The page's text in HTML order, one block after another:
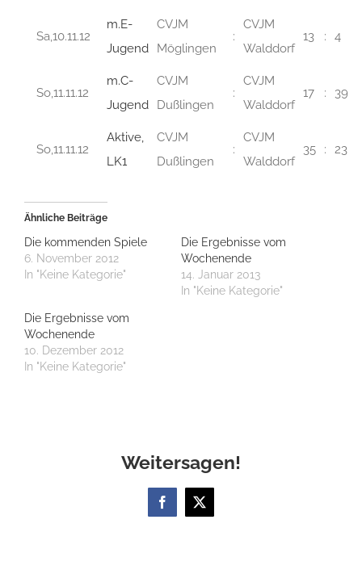
Sa,10.11.12
m.E-
Jugend
CVJM
Möglingen
:
CVJM
Walddorf
13 : 4
So,11.11.12
m.C-
Jugend
CVJM
Dußlingen
:
CVJM
Walddorf
17 : 39
So,11.11.12
Aktive,
LK1
CVJM
Dußlingen
:
CVJM
Walddorf
35 : 23
Ähnliche Beiträge
Die kommenden Spiele
6. November 2012
In "Keine Kategorie"
Die Ergebnisse vom
Wochenende
14. Januar 2013
In "Keine Kategorie"
Die Ergebnisse vom
Wochenende
10. Dezember 2012
In "Keine Kategorie"
Weitersagen!
Facebook
X